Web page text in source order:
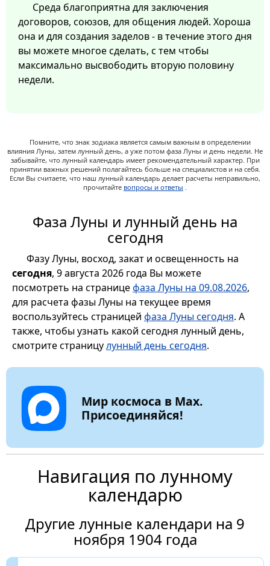
Среда благоприятна для заключения
договоров, союзов, для общения людей. Хороша
она и для создания заделов - в течение этого дня
вы можете многое сделать, с тем чтобы
максимально высвободить вторую половину
недели.
Помните, что знак зодиака является самым важным в определении
влияния Луны, затем лунный день, а уже потом фаза Луны и день недели. Не
забывайте, что лунный календарь имеет рекомендательный характер. При
принятии важных решений полагайтесь больше на специалистов и на себя.
Если Вы считаете, что наш лунный календарь делает расчеты неправильно,
прочитайте вопросы и ответы .
Фаза Луны и лунный день на
сегодня
Фазу Луны, восход, закат и освещенность на
сегодня, 9 августа 2026 года Вы можете
посмотреть на страницефаза Луны на 09.08.2026,
для расчета фазы Луны на текущее время
воспользуйтесь страницей фаза Луны сегодня. А
также, чтобы узнать какой сегодня лунный день,
смотрите страницулунный день сегодня.
Мир космоса в Max.
Присоединяйся!
Навигация по лунному
календарю
Другие лунные календари на 9
ноября 1904 года